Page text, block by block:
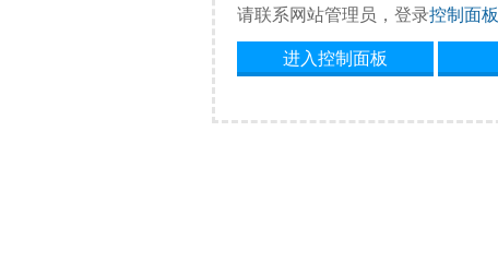
请联系网站管理员，登录控制面板
进入控制面板